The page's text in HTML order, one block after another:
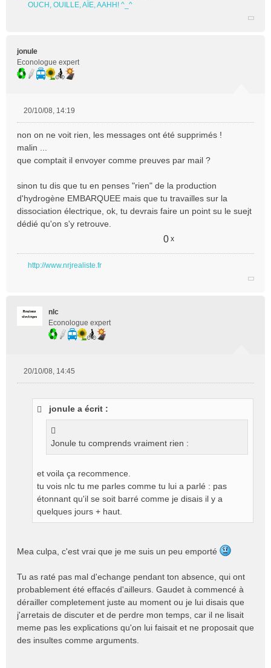
OUCH, OUILLE, AÏE, AAHH! ^_^
jonule
Econologue expert
s
s
a
e
n
n
l
20/10/08, 14:19
non on ne voit rien, les messages ont été supprimés !
malin ...
que comptait il envoyer comme preuves par mail ?
sinon tu dis que tu en penses "rien" de la production
d'hydrogène EMBARQUEE mais que tu travailles sur la
dissociation électrique, ok, tu devrais faire un point su le suejt
dédié qu'on s'y retrouve.
0 x
http://www.nrjrealiste.fr
nlc
Econologue expert
20/10/08, 14:45
jonule a écrit :
Jonule tu comprends vraiment rien :
et voila ça recommence.
tu vois nlc tu me parles comme tu lui a parlé : pas
étonnant qu'il se soit barré comme je disais il y a
quelques jours + haut.
Mea culpa, c'est vrai que je me suis un peu emporté
Tu as raté pas mal d'echange pendant ton absence, qui ont
probablement été effacés d'ailleurs. Gaudet à commencé à
dérailler completement juste au moment ou je lui disais que
j'arretais de discuter et de perdre mon temps, car il ne lisait
meme pas les explications qu'on lui faisait et ne proposait que
des insultes comme arguments.